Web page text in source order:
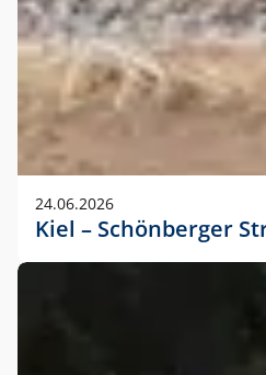
24.06.2026
Kiel – Schönberger